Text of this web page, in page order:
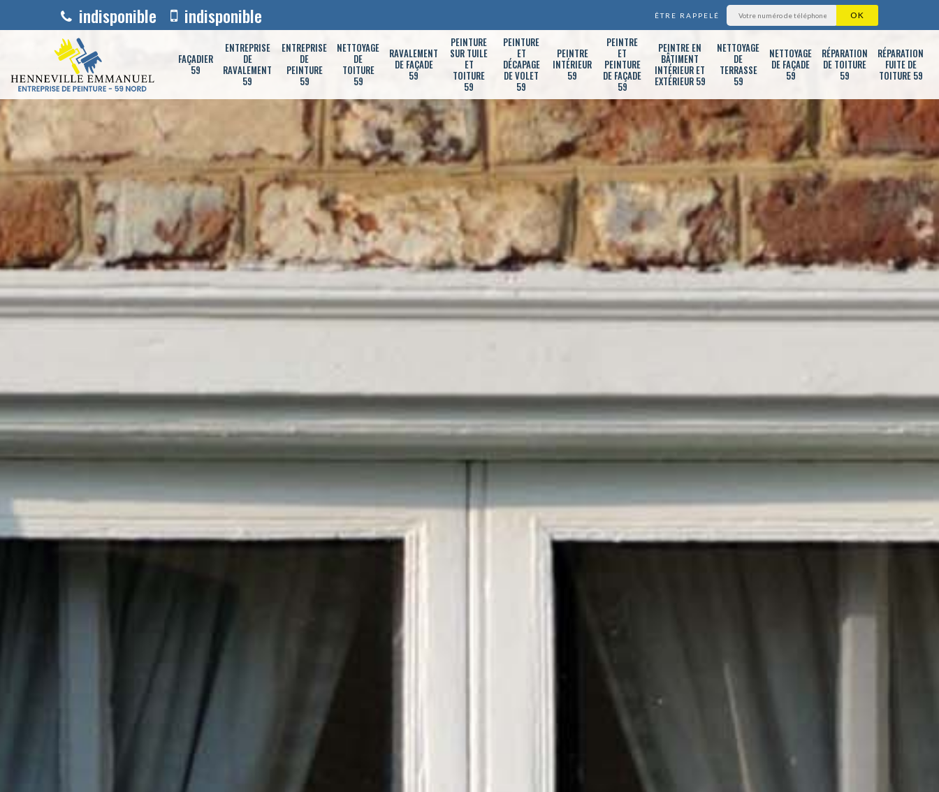
indisponible indisponible ÊTRE RAPPELÉ
FAÇADIER
59
ENTREPRISE
DE
RAVALEMENT
59
ENTREPRISE
DE
PEINTURE
59
NETTOYAGE
DE
TOITURE
59
RAVALEMENT
DE FAÇADE
59
PEINTURE
SUR TUILE
ET
TOITURE
59
PEINTURE
ET
DÉCAPAGE
DE VOLET
59
PEINTRE
INTÉRIEUR
59
PEINTRE
ET
PEINTURE
DE FAÇADE
59
PEINTRE EN
BÂTIMENT
INTÉRIEUR ET
EXTÉRIEUR 59
NETTOYAGE
DE
TERRASSE
59
NETTOYAGE
DE FAÇADE
59
RÉPARATION
DE TOITURE
59
RÉPARATION
FUITE DE
TOITURE 59